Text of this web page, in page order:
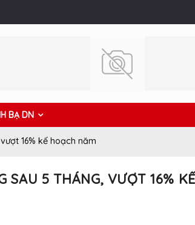
BẠ DN
16% kế hoạch năm
5 THÁNG, VƯỢT 16%